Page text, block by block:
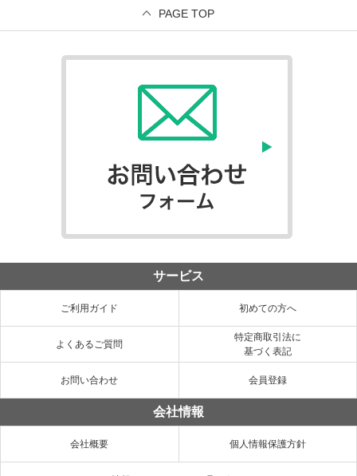
PAGE TOP
サービス
ご利用ガイド 初めての方へ
よくあるご質問
特定商取引法に
基づく表記
お問い合わせ 会員登録
会社情報
会社概要 個人情報保護方針